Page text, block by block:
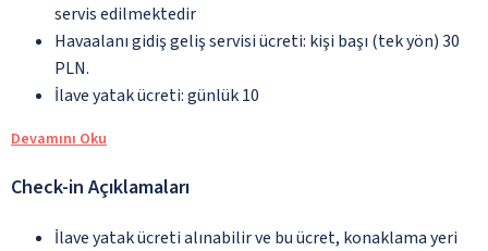
servis edilmektedir
Havaalanı gidiş geliş servisi ücreti: kişi başı (tek yön) 30
PLN.
İlave yatak ücreti: günlük 10
Devamını Oku
Check-in Açıklamaları
İlave yatak ücreti alınabilir ve bu ücret, konaklama yeri